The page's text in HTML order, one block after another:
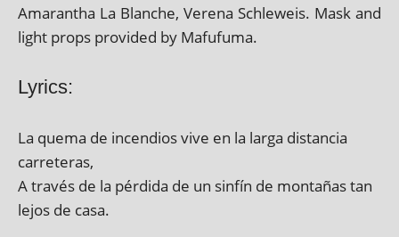
Amarantha La Blanche, Verena Schleweis. Mask and
light props provided by Mafufuma.
Lyrics:
La quema de incen­di­os vive en la larga dis­tan­cia
carreteras,
A través de la pér­dida de un sin­fín de montañas tan
lejos de casa.